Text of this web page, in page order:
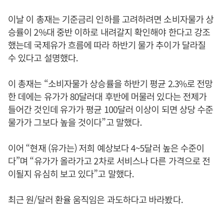
이날 이 총재는 기준금리 인하를 고려하려면 소비자물가 상
승률이 2%대 중반 이하로 내려갈지 확인해야 한다고 강조
했는데 국제유가 흐름에 따라 하반기 물가 추이가 달라질
수 있다고 설명했다.
이 총재는 “소비자물가 상승률을 하반기 평균 2.3%로 전망
한 데에는 유가가 80달러대 후반에 머물러 있다는 전제가
들어간 것인데 유가가 평균 100달러 이상이 되면 상당 수준
물가가 그보다 높을 것이다”고 말했다.
이어 “현재 (유가는) 저희 예상보다 4~5달러 높은 수준이
다”며 “유가가 올라가고 2차로 서비스나 다른 가격으로 전
이될지 유심히 보고 있다”고 말했다.
최근 원/달러 환율 움직임은 과도하다고 바라봤다.